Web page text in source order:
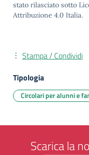
stato rilasciato sotto
Attribuzione 4.0 Italia.
Stampa / Condividi
Tipologia
Circolari per alunni e
Scarica la